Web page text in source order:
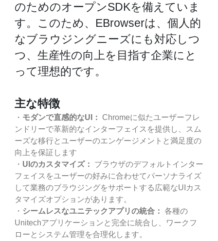
のためのオープンSDKを備えていま
す。このため、EBrowserは、個人的
なブラウジングニーズにも対応しつ
つ、生産性の向上を目指す企業にと
って理想的です。
主な特徴
・ モダンで直感的なUI：
Chromeに似たユーザーフレ
ンドリーで革新的なインターフェイスを提供し、スム
ーズな移行とユーザーのエンゲージメントと満足度の
向上を保証します
・ UIのカスタマイズ：
ブラウザのデフォルトインター
フェイスをユーザーの好みに合わせてパーソナライズ
して業務のブラウジングをサポートする広範なUIカス
タマイズオプションがあります。
・ シームレスなユニテックアプリの統合： 各種の
Unitechアプリケーションと完全に統合し、ワークフ
ローとシステム管理を合理化します。